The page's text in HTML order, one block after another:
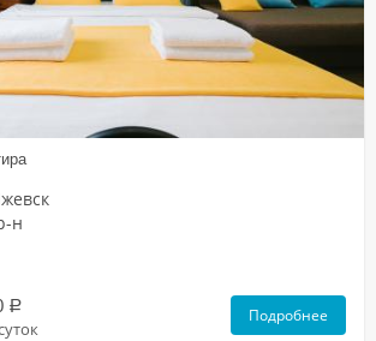
н
a Подробнее